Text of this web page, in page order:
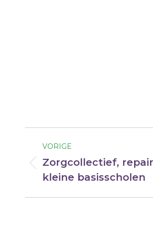
navigatie
VORIGE
Vorig
bericht
Zorgcollectief,
kleine basisscholen